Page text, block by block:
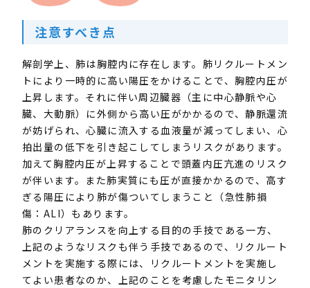
注意すべき点
解剖学上、肺は胸腔内に存在します。肺リクルートメン
トにより一時的に高い陽圧をかけることで、胸腔内圧が
上昇します。それに伴い周辺臓器（主に中心静脈や心
臓、大動脈）に外側から高い圧がかかるので、静脈還流
が妨げられ、心臓に流入する血液量が減ってしまい、心
拍出量の低下を引き起こしてしまうリスクがあります。
加えて胸腔内圧が上昇することで頭蓋内圧亢進のリスク
が伴います。また肺実質にも圧が直接かかるので、高す
ぎる陽圧により肺が傷ついてしまうこと（急性肺損
傷：ALI）もあります。
肺のクリアランスを向上する目的の手技である一方、
上記のようなリスクも伴う手技であるので、リクルート
メントを実施する際には、リクルートメントを実施し
てよい患者なのか、上記のことを考慮したモニタリン